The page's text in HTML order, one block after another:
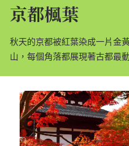
京都楓葉
秋天的京都被紅葉染成一片金
山，每個角落都展現著古都最